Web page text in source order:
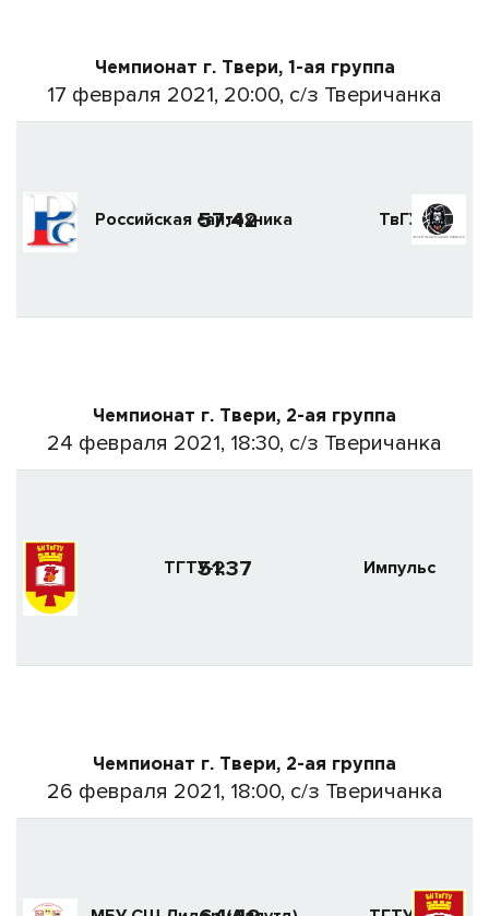
Чемпионат г. Твери, 1-ая группа
17 февраля 2021, 20:00, с/з Тверичанка
Российская сантехника
57:42 ТвГУ
Чемпионат г. Твери, 2-ая группа
24 февраля 2021, 18:30, с/з Тверичанка
ТГТУ-251:37 Импульс
Чемпионат г. Твери, 2-ая группа
26 февраля 2021, 18:00, с/з Тверичанка